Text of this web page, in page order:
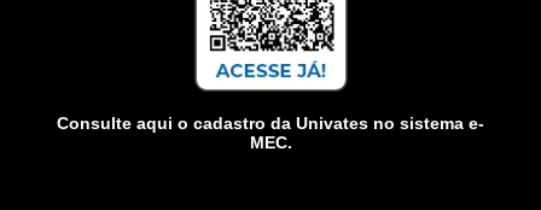
Consulte aqui o cadastro da Univates no sistema e-
MEC.